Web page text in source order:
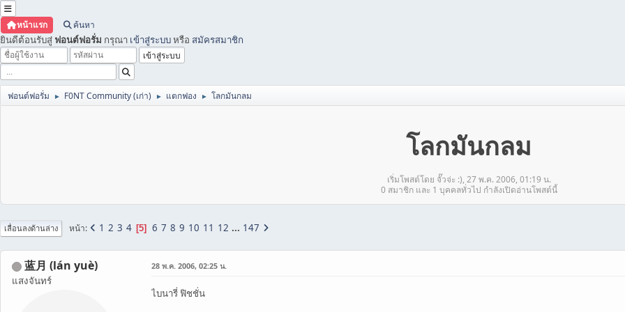
หน้าแรก ค้นหา
ยินดีต้อนรับสู่ ฟอนต์ฟอรั่ม กรุณา เข้าสู่ระบบหรือ สมัครสมาชิก
ฟอนต์ฟอรั่ม ► F0NT Community (เก่า) ► แตกฟอง ► โลกมันกลม
โลกมันกลม
เริ่มโพสต์โดย จั๊วจ่ะ :), 27 พ.ค. 2006, 01:19 น.
0 สมาชิก และ 1 บุคคลทั่วไป กำลังเปิดอ่านโพสต์นี้
เลื่อนลงด้านล่าง หน้า 1 2 3 4 5 6 7 8 9 10 11 12 ... 147
蓝月 (lán yuè)
แสงจันทร์
28 พ.ค. 2006, 02:25 น.
ไบนารี่ ฟิชชั่น